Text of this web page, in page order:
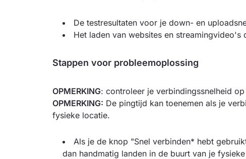
De testresultaten voor je down- en
Het laden van websites en streamingvideo's
Stappen voor probleemoplossing
OPMERKING: controleer je verbindingssnelheid op
OPMERKING: De pingtijd kan toenemen als je
fysieke locatie.
Als je de knop "Snel verbinden* hebt
dan handmatig landen in de buurt van je